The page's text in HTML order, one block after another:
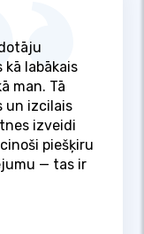
kā labākais
man. Tā
un izcilais
izveidi
piešķiru
— tas ir